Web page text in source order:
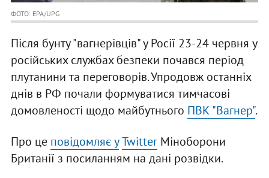
ФОТО: EPA/UPG
Після бунту "вагнерівців" у Росії 23-24 червня у
російських службах безпеки почався період
плутанини та переговорів. Упродовж останніх
днів в РФ почали формуватися тимчасові
домовленості щодо майбутнього ПВК "Вагнер".
Про це повідомляє уTwitterМіноборони
Британії з посиланням на дані розвідки.